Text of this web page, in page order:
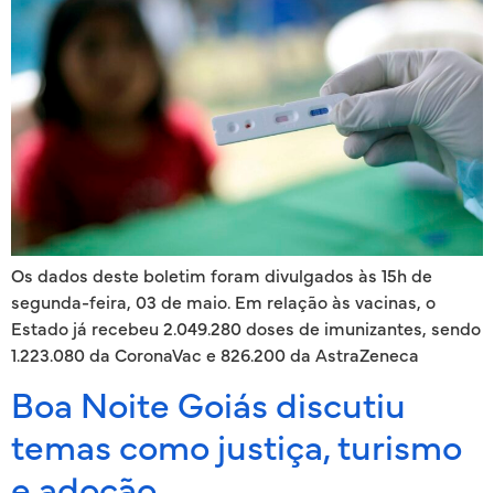
Os dados deste boletim foram divulgados às 15h de
segunda-feira, 03 de maio.​​​ Em relação às vacinas, o
Estado já recebeu 2.049.280 doses de imunizantes, sendo
1.223.080 da CoronaVac e 826.200 da AstraZeneca
Boa Noite Goiás discutiu
temas como justiça, turismo